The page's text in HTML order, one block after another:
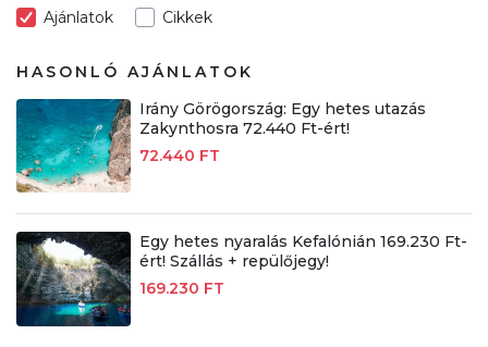
Ajánlatok Cikkek
HASONLÓ AJÁNLATOK
Irány Görögország: Egy hetes utazás
Zakynthosra 72.440 Ft-ért!
72.440 FT
Egy hetes nyaralás Kefalónián 169.230 Ft-
ért! Szállás + repülőjegy!
169.230 FT